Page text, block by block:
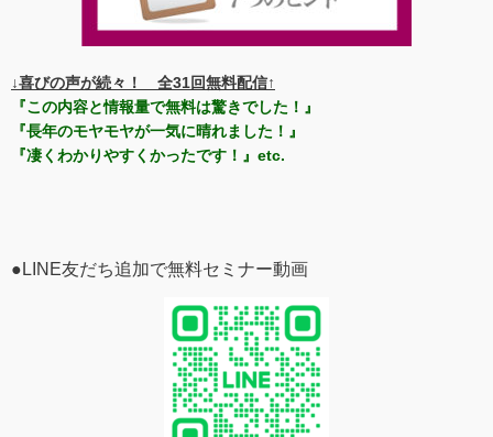
↓喜びの声が続々！ 全31回無料配信↑
『この内容と情報量で無料は驚きでした！』
『長年のモヤモヤが一気に晴れました！』
『凄くわかりやすくかったです！』etc.
●LINE友だち追加で無料セミナー動画